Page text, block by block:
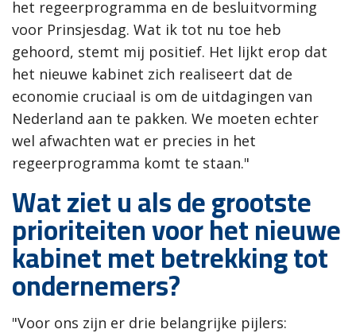
het regeerprogramma en de besluitvorming
voor Prinsjesdag. Wat ik tot nu toe heb
gehoord, stemt mij positief. Het lijkt erop dat
het nieuwe kabinet zich realiseert dat de
economie cruciaal is om de uitdagingen van
Nederland aan te pakken. We moeten echter
wel afwachten wat er precies in het
regeerprogramma komt te staan."
Wat ziet u als de grootste
prioriteiten voor het nieuwe
kabinet met betrekking tot
ondernemers?
"Voor ons zijn er drie belangrijke pijlers: